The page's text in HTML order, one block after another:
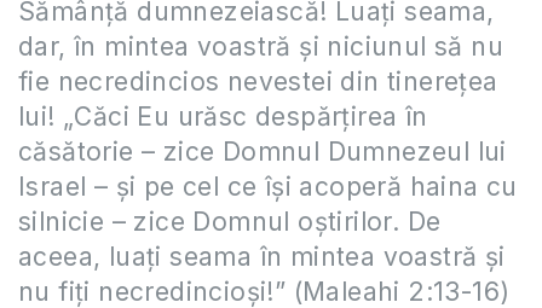
Sămânţă dumnezeiască! Luaţi seama,
dar, în mintea voastră şi niciunul să nu
fie necredincios nevestei din tinereţea
lui! „Căci Eu urăsc despărţirea în
căsătorie – zice Domnul Dumnezeul lui
Israel – şi pe cel ce îşi acoperă haina cu
silnicie – zice Domnul oştirilor. De
aceea, luaţi seama în mintea voastră şi
nu fiţi necredincioşi!” (Maleahi 2:13-16)